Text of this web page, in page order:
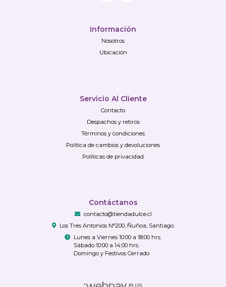
Información
Nosotros
Ubicación
Servicio Al Cliente
Contacto
Despachos y retiros
Términos y condiciones
Política de cambios y devoluciones
Políticas de privacidad
Contáctanos
contacto@tiendadulce.cl
Los Tres Antonios N°200, Ñuñoa, Santiago.
Lunes a Viernes 10:00 a 18:00 hrs.
Sábado 10:00 a 14:00 hrs.
Domingo y Festivos Cerrado